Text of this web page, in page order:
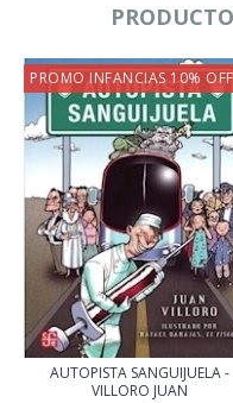
PROMO INFANCIAS 10% OFF
AUTOPISTA SANGUIJUELA -
VILLORO JUAN